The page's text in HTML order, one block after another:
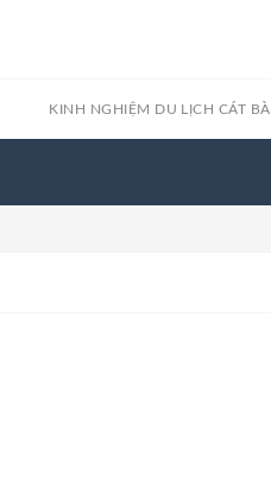
KINH NGHIỆM DU LỊCH CÁT BÀ